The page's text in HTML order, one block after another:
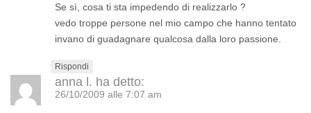
Se sì, cosa ti sta impedendo di realizzarlo ?
vedo troppe persone nel mio campo che hanno tentato
invano di guadagnare qualcosa dalla loro passione.
Rispondi
anna l. ha detto:
26/10/2009 alle 7:07 am